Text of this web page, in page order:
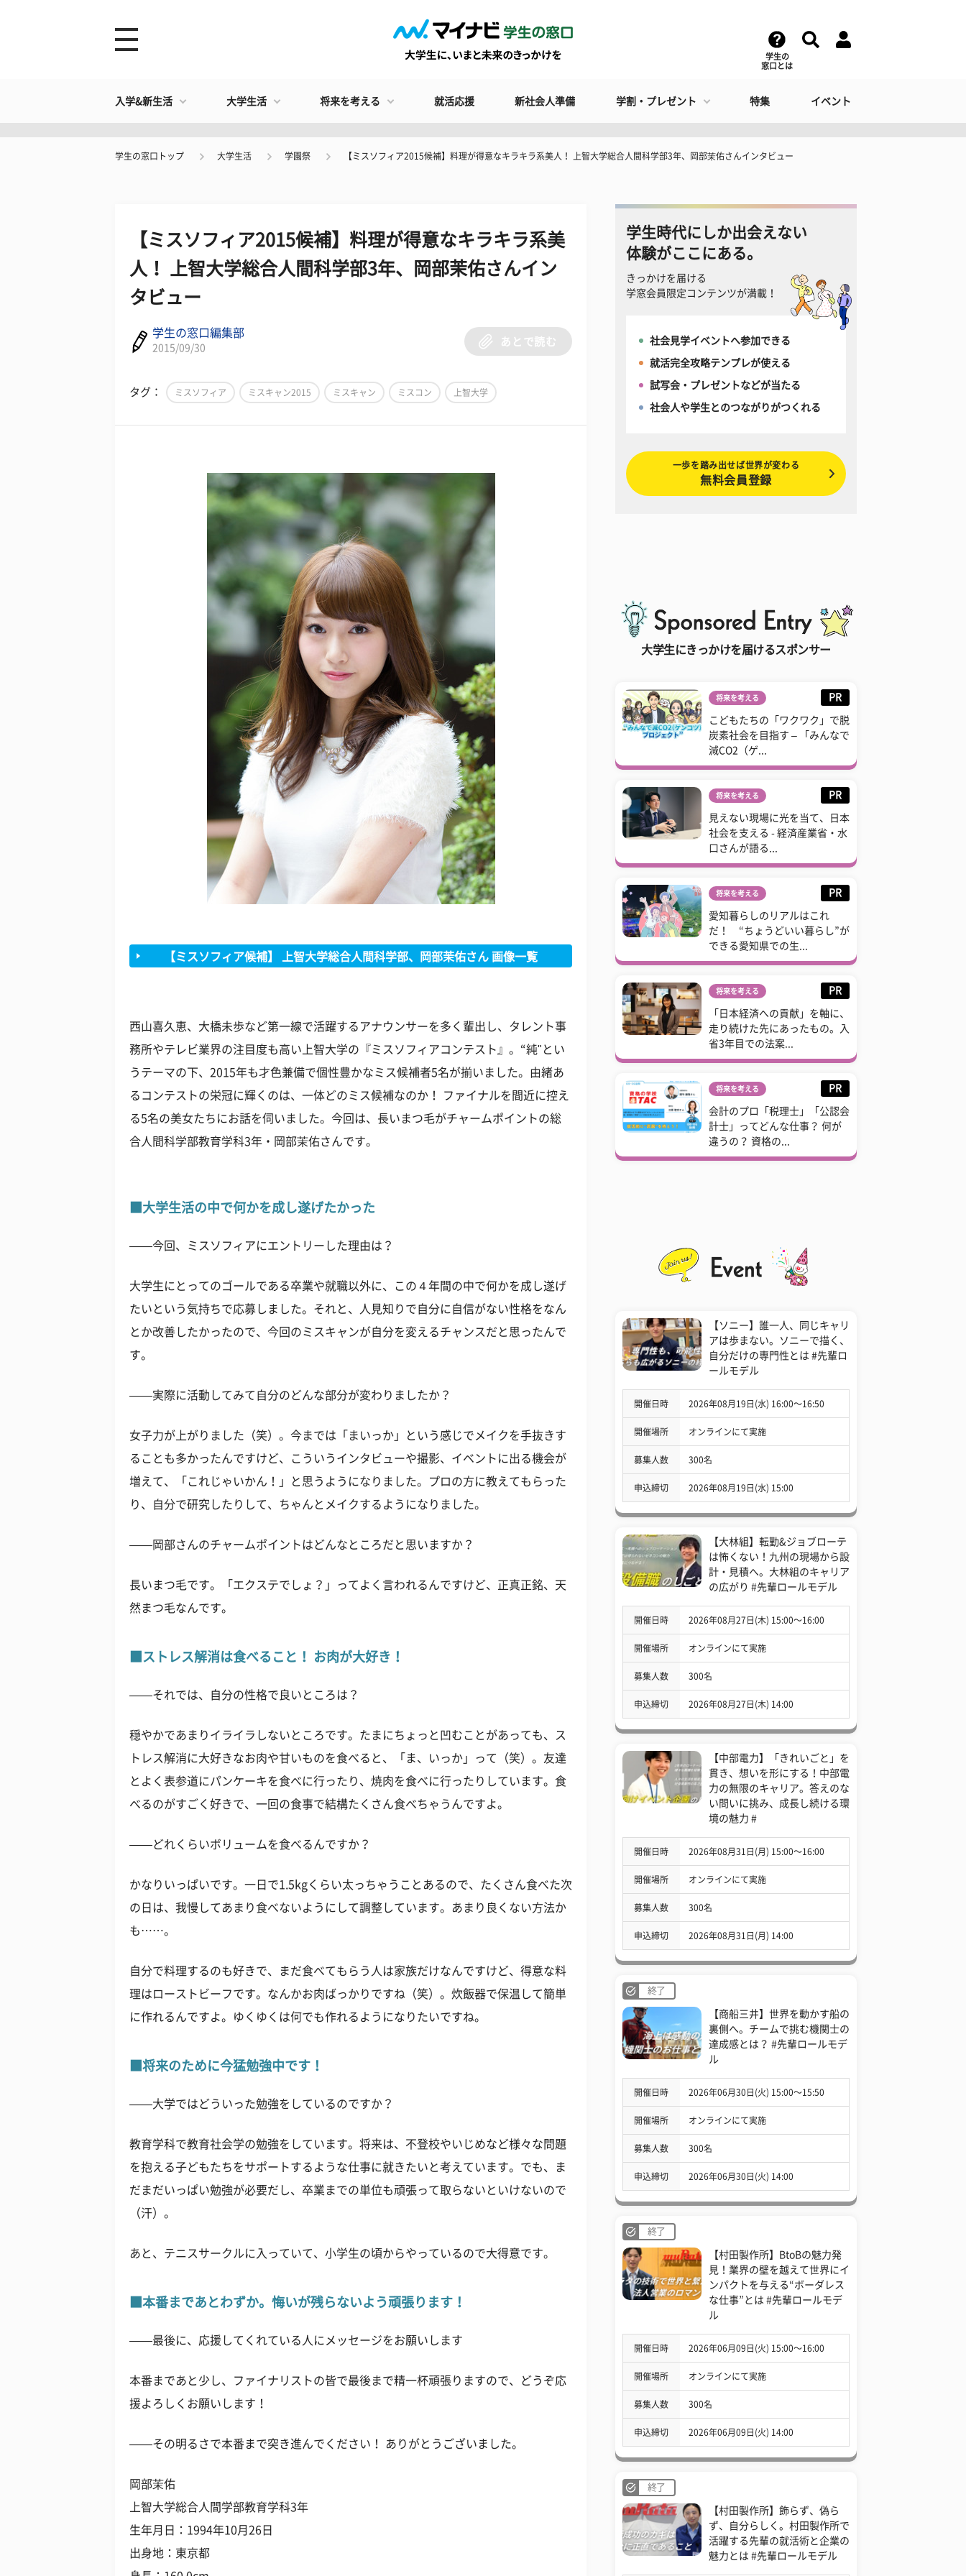
学生の
窓口とは
入学&新生活 大学生活 将来を考える 就活応援 新社会人準備 学割・プレゼント 特集 イベント
学生の窓口トップ 大学生活 学園祭 【ミスソフィア2015候補】料理が得意なキラキラ系美人！ 上智大学総合人間科学部3年、岡部茉佑さんインタビュー
【ミスソフィア2015候補】料理が得意なキラキラ系美
人！ 上智大学総合人間科学部3年、岡部茉佑さんイン
タビュー
学生の窓口編集部
2015/09/30
あとで読む
タグ： ミスソフィア ミスキャン2015 ミスキャン ミスコン 上智大学
【ミスソフィア候補】 上智大学総合人間科学部、岡部茉佑さん 画像一覧
西山喜久恵、大橋未歩など第一線で活躍するアナウンサーを多く輩出し、タレント事
務所やテレビ業界の注目度も高い上智大学の『ミスソフィアコンテスト』。“純"とい
うテーマの下、2015年も才色兼備で個性豊かなミス候補者5名が揃いました。由緒あ
るコンテストの栄冠に輝くのは、一体どのミス候補なのか！ ファイナルを間近に控え
る5名の美女たちにお話を伺いました。今回は、長いまつ毛がチャームポイントの総
合人間科学部教育学科3年・岡部茉佑さんです。
■大学生活の中で何かを成し遂げたかった
——今回、ミスソフィアにエントリーした理由は？
大学生にとってのゴールである卒業や就職以外に、この４年間の中で何かを成し遂げ
たいという気持ちで応募しました。それと、人見知りで自分に自信がない性格をなん
とか改善したかったので、今回のミスキャンが自分を変えるチャンスだと思ったんで
す。
——実際に活動してみて自分のどんな部分が変わりましたか？
女子力が上がりました（笑）。今までは「まいっか」という感じでメイクを手抜きす
ることも多かったんですけど、こういうインタビューや撮影、イベントに出る機会が
増えて、「これじゃいかん！」と思うようになりました。プロの方に教えてもらった
り、自分で研究したりして、ちゃんとメイクするようになりました。
——岡部さんのチャームポイントはどんなところだと思いますか？
長いまつ毛です。「エクステでしょ？」ってよく言われるんですけど、正真正銘、天
然まつ毛なんです。
■ストレス解消は食べること！ お肉が大好き！
——それでは、自分の性格で良いところは？
穏やかであまりイライラしないところです。たまにちょっと凹むことがあっても、ス
トレス解消に大好きなお肉や甘いものを食べると、「ま、いっか」って（笑）。友達
とよく表参道にパンケーキを食べに行ったり、焼肉を食べに行ったりしています。食
べるのがすごく好きで、一回の食事で結構たくさん食べちゃうんですよ。
——どれくらいボリュームを食べるんですか？
かなりいっぱいです。一日で1.5kgくらい太っちゃうことあるので、たくさん食べた次
の日は、我慢してあまり食べないようにして調整しています。あまり良くない方法か
も……。
自分で料理するのも好きで、まだ食べてもらう人は家族だけなんですけど、得意な料
理はローストビーフです。なんかお肉ばっかりですね（笑）。炊飯器で保温して簡単
に作れるんですよ。ゆくゆくは何でも作れるようになりたいですね。
■将来のために今猛勉強中です！
——大学ではどういった勉強をしているのですか？
教育学科で教育社会学の勉強をしています。将来は、不登校やいじめなど様々な問題
を抱える子どもたちをサポートするような仕事に就きたいと考えています。でも、ま
だまだいっぱい勉強が必要だし、卒業までの単位も頑張って取らないといけないので
（汗）。
あと、テニスサークルに入っていて、小学生の頃からやっているので大得意です。
■本番まであとわずか。悔いが残らないよう頑張ります！
——最後に、応援してくれている人にメッセージをお願いします
本番まであと少し、ファイナリストの皆で最後まで精一杯頑張りますので、どうぞ応
援よろしくお願いします！
——その明るさで本番まで突き進んでください！ ありがとうございました。
岡部茉佑
上智大学総合人間学部教育学科3年
生年月日：1994年10月26日
出身地：東京都
学生時代にしか出会えない
体験がここにある。
きっかけを届ける
学窓会員限定コンテンツが満載！
社会見学イベントへ参加できる
就活完全攻略テンプレが使える
試写会・プレゼントなどが当たる
社会人や学生とのつながりがつくれる
一歩を踏み出せば世界が変わる
無料会員登録
大学生にきっかけを届けるスポンサー
将来を考える PR
こどもたちの「ワクワク」で脱
炭素社会を目指す – 「みんなで
減CO2（ゲ...
将来を考える PR
見えない現場に光を当て、日本
社会を支える - 経済産業省・水
口さんが語る...
将来を考える PR
愛知暮らしのリアルはこれ
だ！ “ちょうどいい暮らし”が
できる愛知県での生...
将来を考える PR
「日本経済への貢献」を軸に、
走り続けた先にあったもの。入
省3年目での法案...
将来を考える PR
会計のプロ「税理士」「公認会
計士」ってどんな仕事？ 何が
違うの？ 資格の...
【ソニー】誰一人、同じキャリ
アは歩まない。ソニーで描く、
自分だけの専門性とは #先輩ロ
ールモデル
開催日時 2026年08月19日(水) 16:00〜16:50
開催場所 オンラインにて実施
募集人数 300名
申込締切 2026年08月19日(水) 15:00
【大林組】転勤&ジョブローテ
は怖くない！九州の現場から設
計・見積へ。大林組のキャリア
の広がり #先輩ロールモデル
開催日時 2026年08月27日(木) 15:00〜16:00
開催場所 オンラインにて実施
募集人数 300名
申込締切 2026年08月27日(木) 14:00
【中部電力】「きれいごと」を
貫き、想いを形にする！中部電
力の無限のキャリア。答えのな
い問いに挑み、成長し続ける環
境の魅力 #
開催日時 2026年08月31日(月) 15:00〜16:00
開催場所 オンラインにて実施
募集人数 300名
申込締切 2026年08月31日(月) 14:00
終了
【商船三井】世界を動かす船の
裏側へ。チームで挑む機関士の
達成感とは？ #先輩ロールモデ
ル
開催日時 2026年06月30日(火) 15:00〜15:50
開催場所 オンラインにて実施
募集人数 300名
申込締切 2026年06月30日(火) 14:00
終了
【村田製作所】BtoBの魅力発
見！業界の壁を越えて世界にイ
ンパクトを与える“ボーダレス
な仕事”とは #先輩ロールモデ
ル
開催日時 2026年06月09日(火) 15:00〜16:00
開催場所 オンラインにて実施
募集人数 300名
申込締切 2026年06月09日(火) 14:00
終了
【村田製作所】飾らず、偽ら
ず、自分らしく。村田製作所で
活躍する先輩の就活術と企業の
魅力とは #先輩ロールモデル